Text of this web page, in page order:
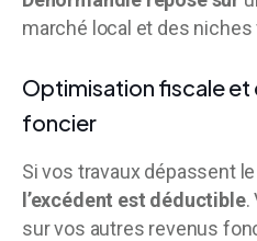
marché local et des
Optimisation fiscale et
foncier
Si vos travaux dépassent
l’excédent est déductible.
sur vos autres revenus